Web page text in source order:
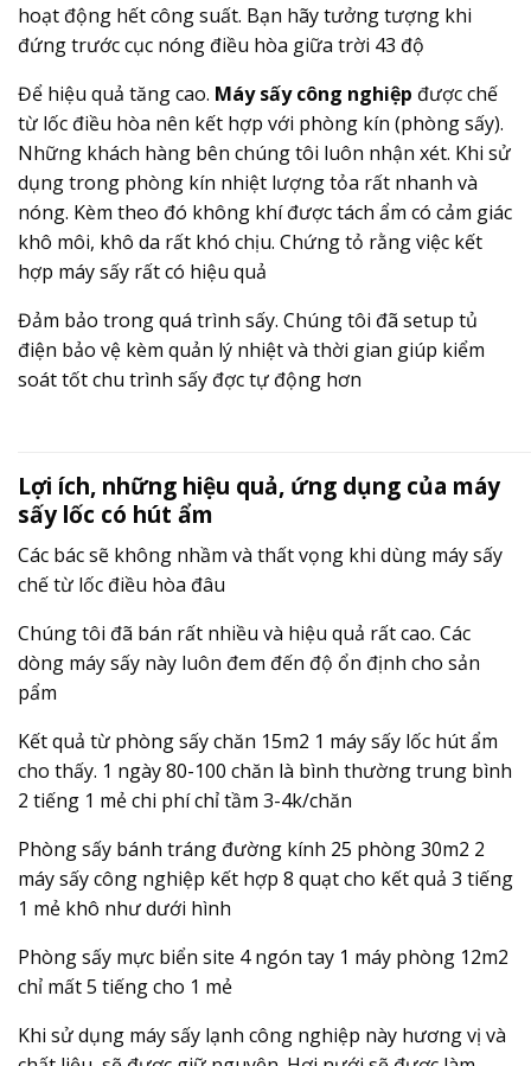
hoạt động hết công suất. Bạn hãy tưởng tượng khi
đứng trước cục nóng điều hòa giữa trời 43 độ
Để hiệu quả tăng cao. Máy sấy công nghiệp được chế
từ lốc điều hòa nên kết hợp với phòng kín (phòng sấy).
Những khách hàng bên chúng tôi luôn nhận xét. Khi sử
dụng trong phòng kín nhiệt lượng tỏa rất nhanh và
nóng. Kèm theo đó không khí được tách ẩm có cảm giác
khô môi, khô da rất khó chịu. Chứng tỏ rằng việc kết
hợp máy sấy rất có hiệu quả
Đảm bảo trong quá trình sấy. Chúng tôi đã setup tủ
điện bảo vệ kèm quản lý nhiệt và thời gian giúp kiểm
soát tốt chu trình sấy đợc tự động hơn
Lợi ích, những hiệu quả, ứng dụng của máy
sấy lốc có hút ẩm
Các bác sẽ không nhầm và thất vọng khi dùng máy sấy
chế từ lốc điều hòa đâu
Chúng tôi đã bán rất nhiều và hiệu quả rất cao. Các
dòng máy sấy này luôn đem đến độ ổn định cho sản
pẩm
Kết quả từ phòng sấy chăn 15m2 1 máy sấy lốc hút ẩm
cho thấy. 1 ngày 80-100 chăn là bình thường trung bình
2 tiếng 1 mẻ chi phí chỉ tầm 3-4k/chăn
Phòng sấy bánh tráng đường kính 25 phòng 30m2 2
máy sấy công nghiệp kết hợp 8 quạt cho kết quả 3 tiếng
1 mẻ khô như dưới hình
Phòng sấy mực biển site 4 ngón tay 1 máy phòng 12m2
chỉ mất 5 tiếng cho 1 mẻ
Khi sử dụng máy sấy lạnh công nghiệp này hương vị và